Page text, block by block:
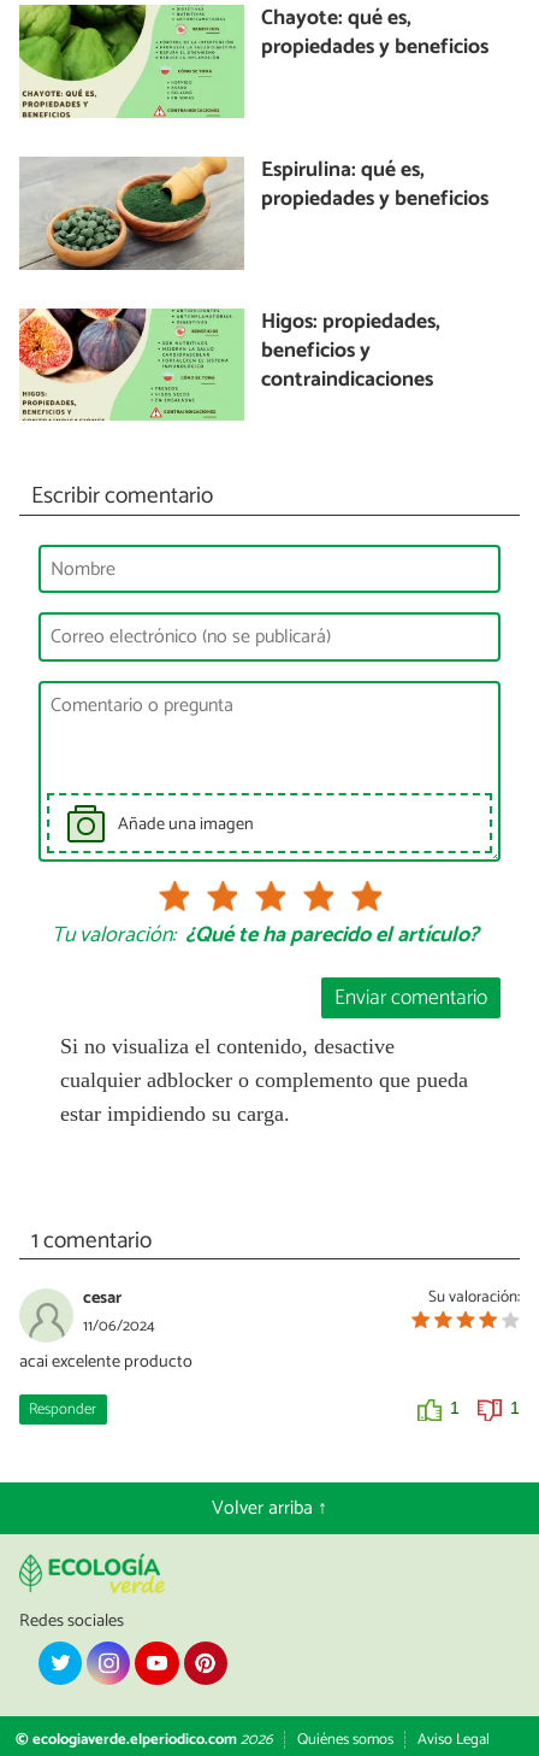
Chayote: qué es,
propiedades y beneficios
Espirulina: qué es,
propiedades y beneficios
Higos: propiedades,
beneficios y
contraindicaciones
Escribir comentario
Añade una imagen
Tu valoración: ¿Qué te ha parecido el artículo?
Enviar comentario
Si no visualiza el contenido, desactive
cualquier adblocker o complemento que pueda
estar impidiendo su carga.
1 comentario
Su valoración:
cesar
11/06/2024
acai excelente producto
Responder 1 1
Volver arriba ↑
Redes sociales
© ecologiaverde.elperiodico.com2026 Quiénes somos Aviso Legal